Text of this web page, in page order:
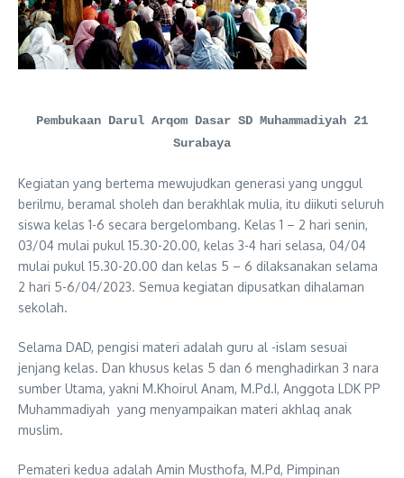
Pembukaan Darul Arqom Dasar SD Muhammadiyah 21
Surabaya
Kegiatan yang bertema mewujudkan generasi yang unggul
berilmu, beramal sholeh dan berakhlak mulia, itu diikuti seluruh
siswa kelas 1-6 secara bergelombang. Kelas 1 – 2 hari senin,
03/04 mulai pukul 15.30-20.00, kelas 3-4 hari selasa, 04/04
mulai pukul 15.30-20.00 dan kelas 5 – 6 dilaksanakan selama
2 hari 5-6/04/2023. Semua kegiatan dipusatkan dihalaman
sekolah.
Selama DAD, pengisi materi adalah guru al -islam sesuai
jenjang kelas. Dan khusus kelas 5 dan 6 menghadirkan 3 nara
sumber Utama, yakni M.Khoirul Anam, M.Pd.I, Anggota LDK PP
Muhammadiyah yang menyampaikan materi akhlaq anak
muslim.
Pemateri kedua adalah Amin Musthofa, M.Pd, Pimpinan